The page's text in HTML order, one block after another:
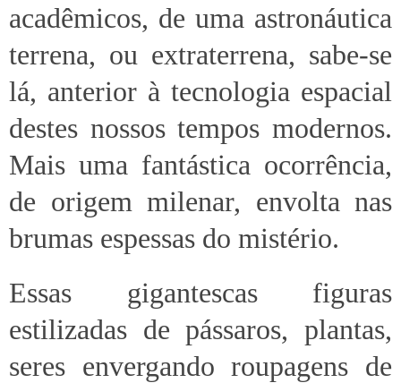
acadêmicos, de uma astronáutica
terrena, ou extraterrena, sabe-se
lá, anterior à tecnologia espacial
destes nossos tempos modernos.
Mais uma fantástica ocorrência,
de origem milenar, envolta nas
brumas espessas do mistério.
Essas gigantescas figuras
estilizadas de pássaros, plantas,
seres envergando roupagens de